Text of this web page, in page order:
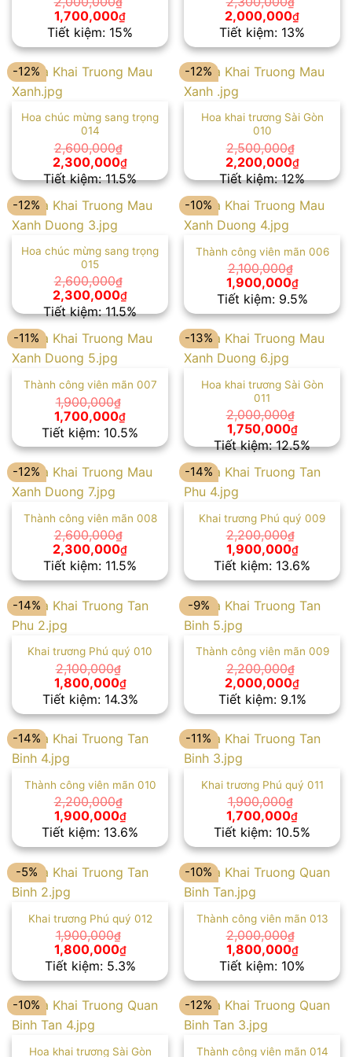
Giá
gốc
là:
2,000,000₫.
1,700,000₫Giá
hiện
tại
là:
1,700,000₫.
Tiết kiệm: 15%
Giá
gốc
là:
2,300,000₫.
2,000,000₫Giá
hiện
tại
là:
Tiết kiệm: 13%
-12%
Hoa chúc mừng sang trọng
014
2,600,000₫
Giá
gốc
là:
2,600,000₫.
2,300,000₫Giá
hiện
tại
là:
2,300,000₫.
Tiết kiệm: 11.5%
-12%
Hoa khai trương Sài Gòn
010
2,500,000₫
Giá
gốc
là:
2,500,000₫.
2,200,000₫Giá
hiện
tại
là:
Tiết kiệm: 12%
-12%
Hoa chúc mừng sang trọng
015
2,600,000₫
Giá
gốc
là:
2,600,000₫.
2,300,000₫Giá
hiện
tại
là:
2,300,000₫.
Tiết kiệm: 11.5%
-10%
Thành công viên mãn 006
2,100,000₫
Giá
gốc
là:
2,100,000₫.
1,900,000₫Giá
hiện
tại
là:
Tiết kiệm: 9.5%
-11%
Thành công viên mãn 007
1,900,000₫
Giá
gốc
là:
1,900,000₫.
1,700,000₫Giá
hiện
tại
là:
1,700,000₫.
Tiết kiệm: 10.5%
-13%
Hoa khai trương Sài Gòn
011
2,000,000₫
Giá
gốc
là:
2,000,000₫.
1,750,000₫Giá
hiện
tại
là:
Tiết kiệm: 12.5%
-12%
Thành công viên mãn 008
2,600,000₫
Giá
gốc
là:
2,600,000₫.
2,300,000₫Giá
hiện
tại
là:
2,300,000₫.
Tiết kiệm: 11.5%
-14%
Khai trương Phú quý 009
2,200,000₫
Giá
gốc
là:
2,200,000₫.
1,900,000₫Giá
hiện
tại
là:
Tiết kiệm: 13.6%
-14%
Khai trương Phú quý 010
2,100,000₫
Giá
gốc
là:
2,100,000₫.
1,800,000₫Giá
hiện
tại
là:
1,800,000₫.
Tiết kiệm: 14.3%
-9%
Thành công viên mãn 009
2,200,000₫
Giá
gốc
là:
2,200,000₫.
2,000,000₫Giá
hiện
tại
là:
Tiết kiệm: 9.1%
-14%
Thành công viên mãn 010
2,200,000₫
Giá
gốc
là:
2,200,000₫.
1,900,000₫Giá
hiện
tại
là:
1,900,000₫.
Tiết kiệm: 13.6%
-11%
Khai trương Phú quý 011
1,900,000₫
Giá
gốc
là:
1,900,000₫.
1,700,000₫Giá
hiện
tại
là:
Tiết kiệm: 10.5%
-5%
Khai trương Phú quý 012
1,900,000₫
Giá
gốc
là:
1,900,000₫.
1,800,000₫Giá
hiện
tại
là:
1,800,000₫.
Tiết kiệm: 5.3%
-10%
Thành công viên mãn 013
2,000,000₫
Giá
gốc
là:
2,000,000₫.
1,800,000₫Giá
hiện
tại
là:
Tiết kiệm: 10%
-10%
Hoa khai trương Sài Gòn
-12%
Thành công viên mãn 014